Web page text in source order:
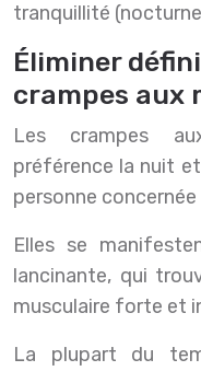
tranquillité
Éliminer
crampes aux
Les crampes
préférence la nuit
personne
Elles se
lancinante, qui
musculaire forte et
La plupart du